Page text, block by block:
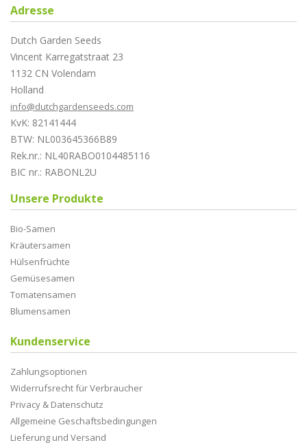
Adresse
Dutch Garden Seeds
Vincent Karregatstraat 23
1132 CN Volendam
Holland
info@dutchgardenseeds.com
KvK: 82141444
BTW: NL003645366B89
Rek.nr.: NL40RABO0104485116
BIC nr.: RABONL2U
Unsere Produkte
Bio-Samen
Kräutersamen
Hülsenfrüchte
Gemüsesamen
Tomatensamen
Blumensamen
Kundenservice
Zahlungsoptionen
Widerrufsrecht für Verbraucher
Privacy & Datenschutz
Allgemeine Geschaftsbedingungen
Lieferung und Versand